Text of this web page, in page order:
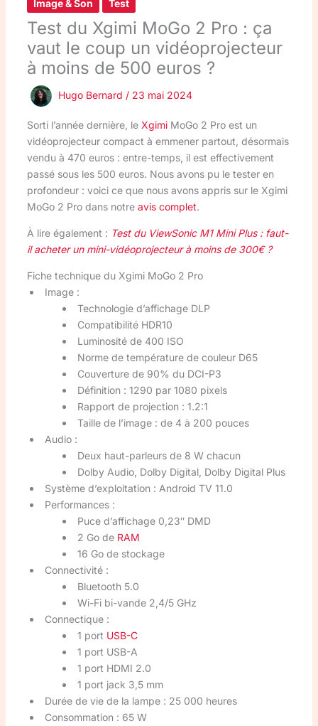
Image & Son Test
Test du Xgimi MoGo 2 Pro : ça
vaut le coup un vidéoprojecteur
à moins de 500 euros ?
Hugo Bernard / 23 mai 2024
Sorti l’année dernière, le XgimiMoGo 2 Pro est un
vidéoprojecteur compact à emmener partout, désormais
vendu à 470 euros : entre-temps, il est effectivement
passé sous les 500 euros. Nous avons pu le tester en
profondeur : voici ce que nous avons appris sur le Xgimi
MoGo 2 Pro dans notre avis complet.
À lire également : Test du ViewSonic M1 Mini Plus : faut-
il acheter un mini-vidéoprojecteur à moins de 300€ ?
Fiche technique du Xgimi MoGo 2 Pro
Image :
Technologie d’affichage DLP
Compatibilité HDR10
Luminosité de 400 ISO
Norme de température de couleur D65
Couverture de 90% du DCI-P3
Définition : 1290 par 1080 pixels
Rapport de projection : 1.2:1
Taille de l’image : de 4 à 200 pouces
Audio :
Deux haut-parleurs de 8 W chacun
Dolby Audio, Dolby Digital, Dolby Digital Plus
Système d’exploitation : Android TV 11.0
Performances :
Puce d’affichage 0,23″ DMD
2 Go de RAM
16 Go de stockage
Connectivité :
Bluetooth 5.0
Wi-Fi bi-vande 2,4/5 GHz
Connectique :
1 port USB-C
1 port USB-A
1 port HDMI 2.0
1 port jack 3,5 mm
Durée de vie de la lampe : 25 000 heures
Consommation : 65 W